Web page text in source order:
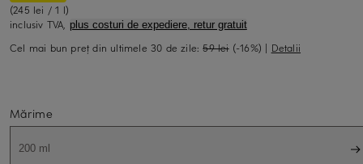
(245 lei / 1 l)
inclusiv TVA, plus costuri de expediere, retur gratuit
Cel mai bun preț din ultimele 30 de zile:59 lei (-16%) | Detalii
Mărime
200 ml